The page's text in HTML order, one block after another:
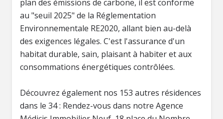
plan des émissions de carbone, il est conforme
au "seuil 2025" de la Réglementation
Environnementale RE2020, allant bien au-delà
des exigences légales. C'est l'assurance d'un
habitat durable, sain, plaisant à habiter et aux
consommations énergétiques contrôlées.
Découvrez également nos 153 autres résidences
dans le 34 : Rendez-vous dans notre Agence